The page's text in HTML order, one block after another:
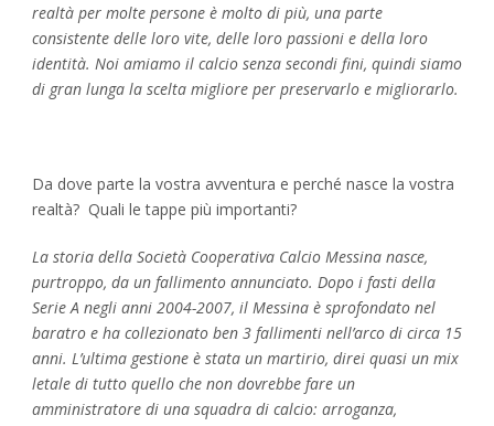
realtà per molte persone è molto di più, una parte
consistente delle loro vite, delle loro passioni e della loro
identità. Noi amiamo il calcio senza secondi fini, quindi siamo
di gran lunga la scelta migliore per preservarlo e migliorarlo.
Da dove parte la vostra avventura e perché nasce la vostra
realtà? Quali le tappe più importanti?
La storia della Società Cooperativa Calcio Messina nasce,
purtroppo, da un fallimento annunciato. Dopo i fasti della
Serie A negli anni 2004-2007, il Messina è sprofondato nel
baratro e ha collezionato ben 3 fallimenti nell’arco di circa 15
anni. L’ultima gestione è stata un martirio, direi quasi un mix
letale di tutto quello che non dovrebbe fare un
amministratore di una squadra di calcio: arroganza,